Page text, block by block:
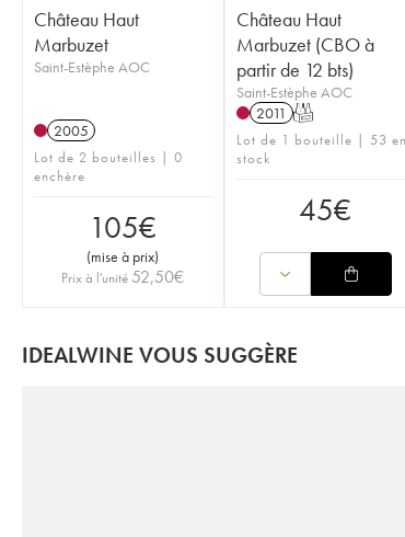
Château Haut
Marbuzet
Saint-Estèphe AOC
2005
Lot de 2 bouteilles | 0
enchère
105€
(mise à prix)
Prix à l'unité 52,50€
Château Haut
Marbuzet (CBO à
partir de 12 bts)
Saint-Estèphe AOC
2011 T
Lot de 1 bouteille | 53 en
stock
45€
IDEALWINE VOUS SUGGÈRE